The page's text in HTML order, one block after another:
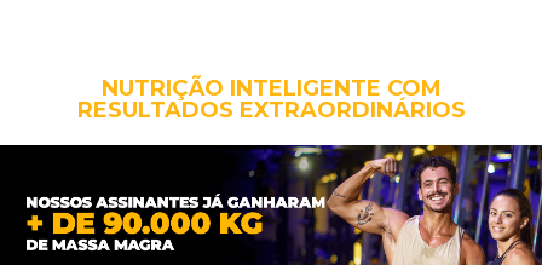
NUTRIÇÃO INTELIGENTE COM
RESULTADOS EXTRAORDINÁRIOS